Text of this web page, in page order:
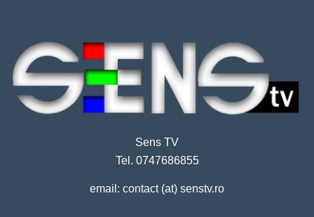
Sens TV
Tel. 0747686855
email: contact (at) senstv.ro